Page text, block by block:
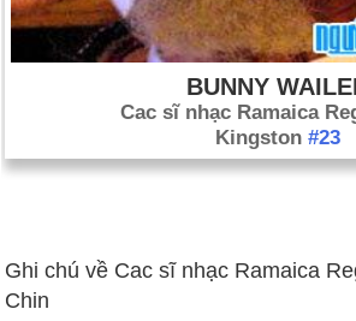
BUNNY
Cac sĩ nhạc Ramaica
Kingston #23
Ghi chú về Cac sĩ nhạc Ramaica
Chin